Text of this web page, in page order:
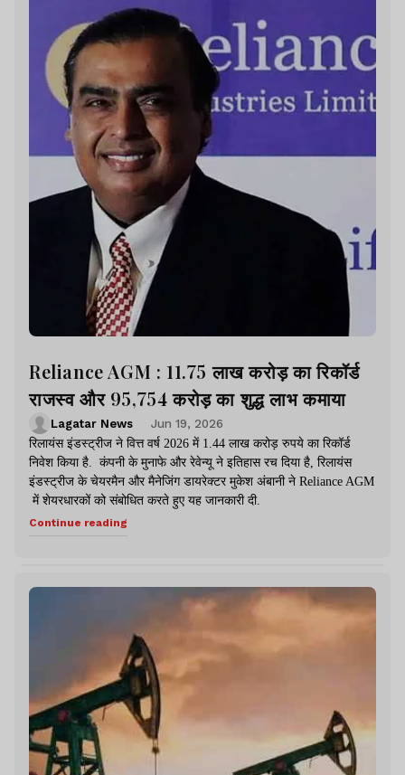
Reliance AGM : 11.75 लाख करोड़ का रिकॉर्ड
राजस्व और 95,754 करोड़ का शुद्ध लाभ कमाया
Lagatar News
Jun 19, 2026
रिलायंस इंडस्ट्रीज ने वित्त वर्ष 2026 में 1.44 लाख करोड़ रुपये का रिकॉर्ड
निवेश किया है. कंपनी के मुनाफे और रेवेन्यू ने इतिहास रच दिया है, रिलायंस
इंडस्ट्रीज के चेयरमैन और मैनेजिंग डायरेक्टर मुकेश अंबानी ने Reliance AGM
में शेयरधारकों को संबोधित करते हुए यह जानकारी दी.
Continue reading